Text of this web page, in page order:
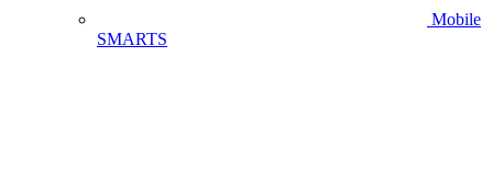
Mobile
SMARTS